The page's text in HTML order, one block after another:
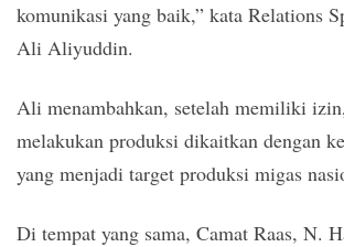
komunikasi yang baik,” kata Relations
Ali Aliyuddin.
Ali menambahkan, setelah memiliki
melakukan produksi dikaitkan dengan
yang menjadi target produksi migas
Di tempat yang sama, Camat Raas, N.